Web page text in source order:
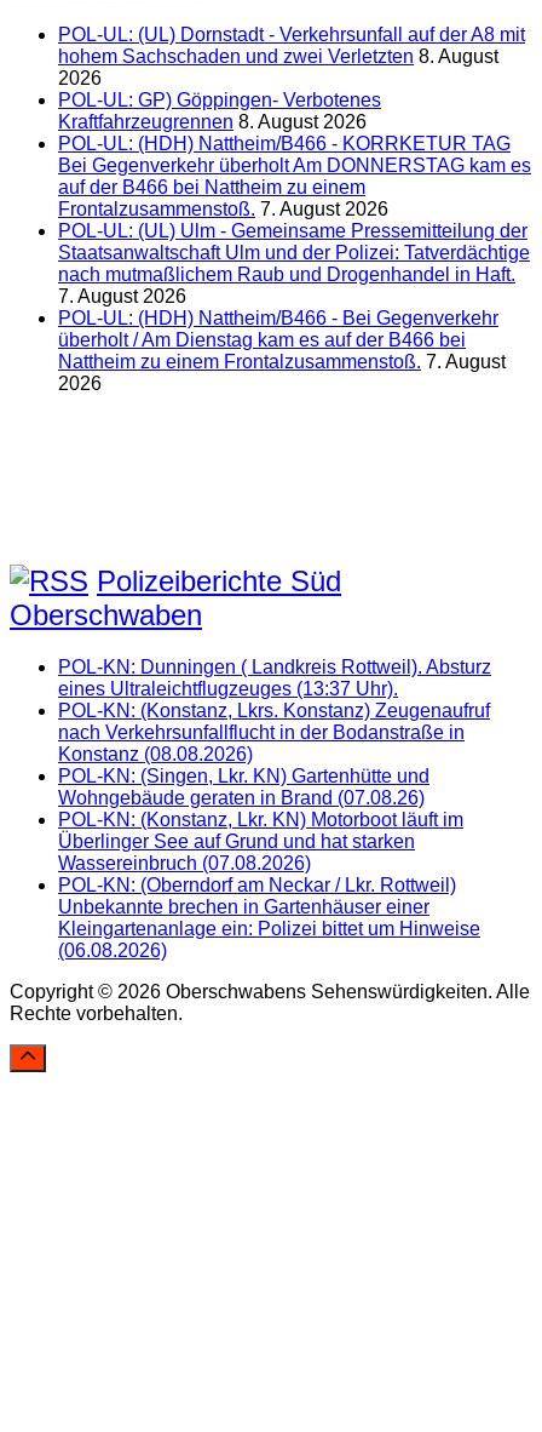
POL-UL: (UL) Dornstadt - Verkehrsunfall auf der A8 mit
hohem Sachschaden und zwei Verletzten 8. August
2026
POL-UL: GP) Göppingen- Verbotenes
Kraftfahrzeugrennen 8. August 2026
POL-UL: (HDH) Nattheim/B466 - KORRKETUR TAG
Bei Gegenverkehr überholt Am DONNERSTAG kam es
auf der B466 bei Nattheim zu einem
Frontalzusammenstoß. 7. August 2026
POL-UL: (UL) Ulm - Gemeinsame Pressemitteilung der
Staatsanwaltschaft Ulm und der Polizei: Tatverdächtige
nach mutmaßlichem Raub und Drogenhandel in Haft.
7. August 2026
POL-UL: (HDH) Nattheim/B466 - Bei Gegenverkehr
überholt / Am Dienstag kam es auf der B466 bei
Nattheim zu einem Frontalzusammenstoß. 7. August
2026
Polizeiberichte Süd
Oberschwaben
POL-KN: Dunningen ( Landkreis Rottweil). Absturz
eines Ultraleichtflugzeuges (13:37 Uhr).
POL-KN: (Konstanz, Lkrs. Konstanz) Zeugenaufruf
nach Verkehrsunfallflucht in der Bodanstraße in
Konstanz (08.08.2026)
POL-KN: (Singen, Lkr. KN) Gartenhütte und
Wohngebäude geraten in Brand (07.08.26)
POL-KN: (Konstanz, Lkr. KN) Motorboot läuft im
Überlinger See auf Grund und hat starken
Wassereinbruch (07.08.2026)
POL-KN: (Oberndorf am Neckar / Lkr. Rottweil)
Unbekannte brechen in Gartenhäuser einer
Kleingartenanlage ein: Polizei bittet um Hinweise
(06.08.2026)
Copyright © 2026 Oberschwabens Sehenswürdigkeiten. Alle
Rechte vorbehalten.